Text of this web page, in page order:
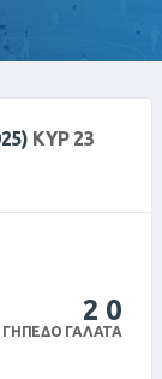
ΚΥΡ 23
2 0
ΓΉΠΕΔΟ ΓΑΛΑΤΆ